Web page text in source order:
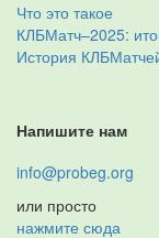
Что это такое
КЛБМатч–2025:
История
Напишите нам
info@probeg.org
или просто
нажмите сюда